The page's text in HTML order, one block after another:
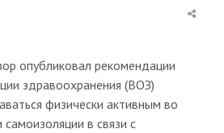
опубликовал рекомендации
здравоохранения (ВОЗ)
физически активным во
в связи с